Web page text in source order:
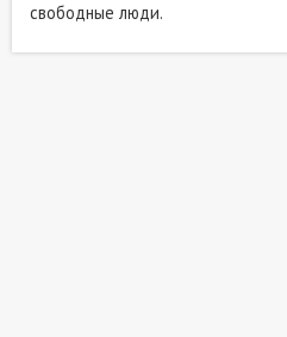
свободные люди.